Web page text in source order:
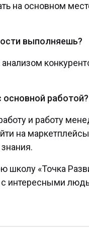
на основном
выполняешь?
и работу
на
школу «Точка
интересными